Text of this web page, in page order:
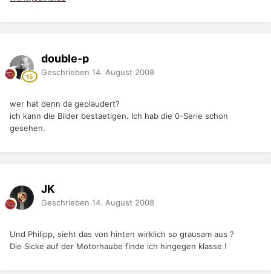
double-p
Geschrieben 14. August 2008
wer hat denn da geplaudert?
ich kann die Bilder bestaetigen. Ich hab die 0-Serie schon
gesehen.
JK
Geschrieben 14. August 2008
Und Philipp, sieht das von hinten wirklich so grausam aus ?
Die Sicke auf der Motorhaube finde ich hingegen klasse !